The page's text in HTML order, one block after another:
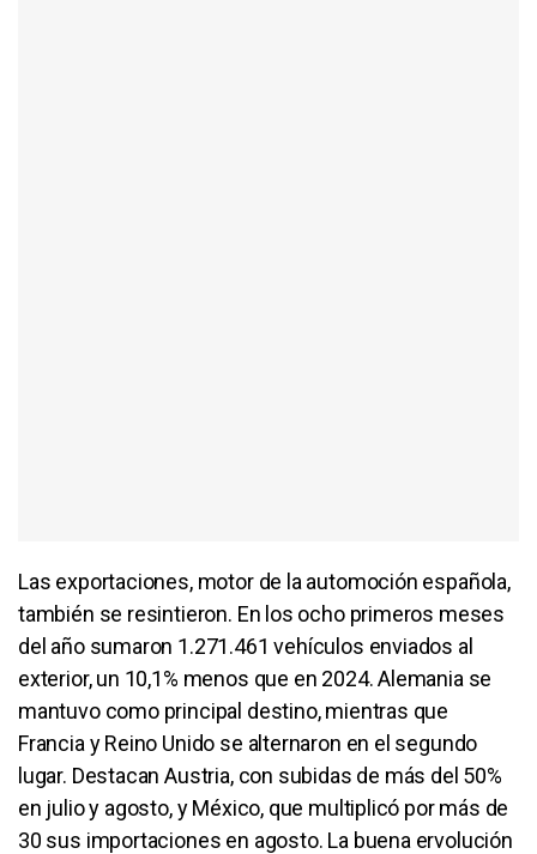
Las exportaciones, motor de la automoción española,
también se resintieron. En los ocho primeros meses
del año sumaron 1.271.461 vehículos enviados al
exterior, un 10,1% menos que en 2024. Alemania se
mantuvo como principal destino, mientras que
Francia y Reino Unido se alternaron en el segundo
lugar. Destacan Austria, con subidas de más del 50%
en julio y agosto, y México, que multiplicó por más de
30 sus importaciones en agosto. La buena ervolución